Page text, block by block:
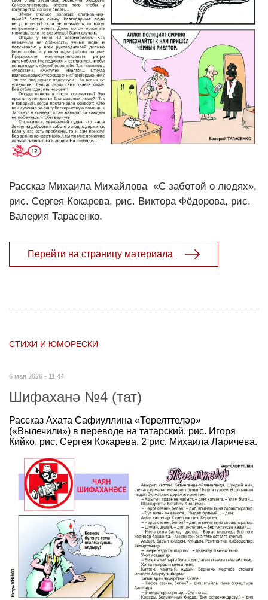
Рассказ Михаила Михайлова «С заботой о людях»,
рис. Сергея Кокарева, рис. Виктора Фёдорова, рис.
Валерия Тарасенко.
Перейти на страницу материала
СТИХИ И ЮМОРЕСКИ
6 мая 2026 - 11:44
Шифаханә №4 (тат)
Рассказ Ахата Сафиуллина «Терелттеләр»
(«Вылечили») в переводе на татарский, рис. Игоря
Кийко, рис. Сергея Кокарева, 2 рис. Михаила Ларичева.